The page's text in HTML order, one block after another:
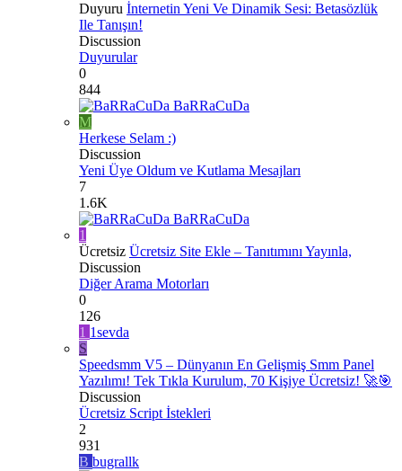
Duyuru İnternetin Yeni Ve Dinamik Sesi: Betasözlük
Ile Tanışın!
Discussion
Duyurular
0
844
BaRRaCuDa
M
Herkese Selam :)
Discussion
Yeni Üye Oldum ve Kutlama Mesajları
7
1.6K
BaRRaCuDa
1
Ücretsiz Ücretsiz Site Ekle – Tanıtımını Yayınla,
Discussion
Diğer Arama Motorları
0
126
1 1sevda
S
Speedsmm V5 – Dünyanın En Gelişmiş Smm Panel
Yazılımı! Tek Tıkla Kurulum, 70 Kişiye Ücretsiz! 🚀🎯
Discussion
Ücretsiz Script İstekleri
2
931
B bugrallk